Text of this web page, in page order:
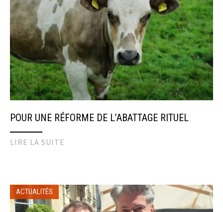
POUR UNE RÉFORME DE L’ABATTAGE RITUEL
LIRE LA SUITE
ACTUALITÉS